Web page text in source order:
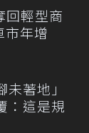
回輕型商
市年增
著地」
：這是規